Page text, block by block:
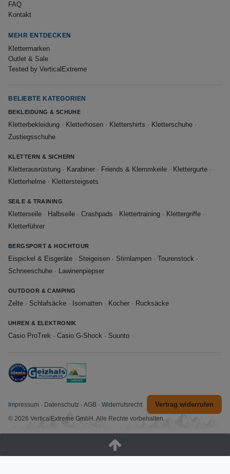
FAQ
Kontakt
MEHR ENTDECKEN
Klettermarken
Outlet & Sale
Tested by VerticalExtreme
BELIEBTE KATEGORIEN
BEKLEIDUNG & SCHUHE
Kletterbekleidung · Kletterhosen · Klettershirts · Kletterschuhe ·
Zustiegsschuhe
KLETTERN & SICHERN
Kletterausrüstung · Karabiner · Friends & Klemmkeile · Klettergurte ·
Kletterhelme · Klettersteigsets
SEILE & TRAINING
Kletterseile · Halbseile · Crashpads · Klettertraining · Klettergriffe ·
Kletterführer
BERGSPORT & HOCHTOUR
Eispickel & Eisgeräte · Steigeisen · Stirnlampen · Tourenstock ·
Schneeschuhe · Lawinenpiepser
OUTDOOR & CAMPING
Zelte · Schlafsäcke · Isomatten · Kocher · Rucksäcke
UHREN & ELEKTRONIK
Casio ProTrek · Casio G-Shock · Suunto
Impressum · Datenschutz · AGB · Widerrufsrecht Vertrag widerrufen
© 2026 VerticalExtreme GmbH. Alle Rechte vorbehalten.